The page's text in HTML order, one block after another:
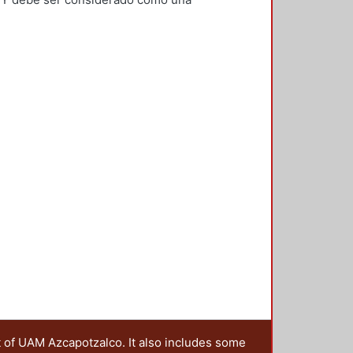
UAM Azcapotzalco. It also includes some